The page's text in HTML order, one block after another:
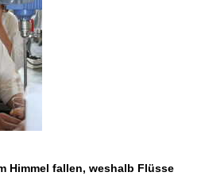
Himmel fallen, weshalb Flüsse